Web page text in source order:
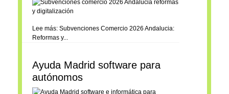
Lee más: Subvenciones Comercio 2026 Andalucia:
Reformas y...
Ayuda Madrid software para
autónomos